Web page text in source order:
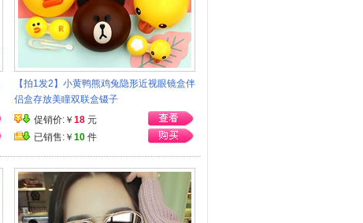
【拍1发2】小黄鸭熊鸡兔隐形近视眼镜盒伴
侣盒存放美瞳双联盒镊子
促销价:￥ 18 元
已销售:￥ 10 件